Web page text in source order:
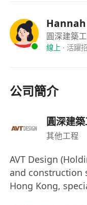
圓深建築
線上 · 活躍
公司簡介
圓深建
其他工程
AVT Design
and construction
Hong Kong,